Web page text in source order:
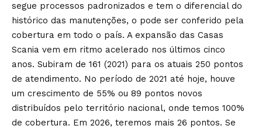
segue processos padronizados e tem o diferencial do
histórico das manutenções, o pode ser conferido pela
cobertura em todo o país. A expansão das Casas
Scania vem em ritmo acelerado nos últimos cinco
anos. Subiram de 161 (2021) para os atuais 250 pontos
de atendimento. No período de 2021 até hoje, houve
um crescimento de 55% ou 89 pontos novos
distribuídos pelo território nacional, onde temos 100%
de cobertura. Em 2026, teremos mais 26 pontos. Se